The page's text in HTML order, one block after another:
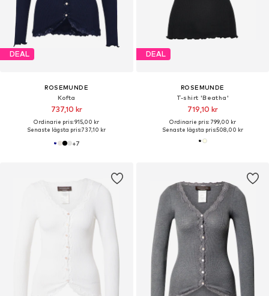
DEAL
ROSEMUNDE
Kofta
737,10 kr
Ordinarie pris: 915,00 kr
Senaste lägsta pris:737,10 kr
+7
DEAL
ROSEMUNDE
T-shirt 'Beatha'
719,10 kr
Ordinarie pris: 799,00 kr
Senaste lägsta pris:508,00 kr